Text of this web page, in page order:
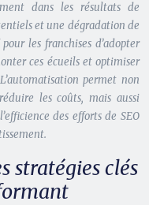
dans les résultats de
et une dégradation de
les franchises d’adopter
ces écueils et optimiser
permet non
les coûts, mais aussi
des efforts de SEO
stratégies clés